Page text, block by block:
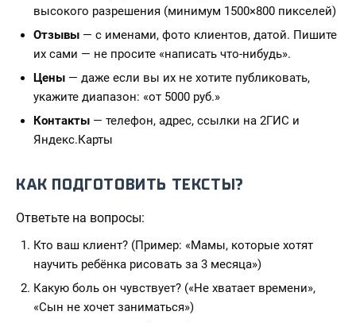
высокого разрешения (минимум 1500×800 пикселей)
Отзывы — с именами, фото клиентов, датой. Пишите
их сами — не просите «написать что-нибудь».
Цены — даже если вы их не хотите публиковать,
укажите диапазон: «от 5000 руб.»
Контакты — телефон, адрес, ссылки на 2ГИС и
Яндекс.Карты
КАК ПОДГОТОВИТЬ ТЕКСТЫ?
Ответьте на вопросы:
Кто ваш клиент? (Пример: «Мамы, которые хотят
научить ребёнка рисовать за 3 месяца»)
Какую боль он чувствует? («Не хватает времени»,
«Сын не хочет заниматься»)